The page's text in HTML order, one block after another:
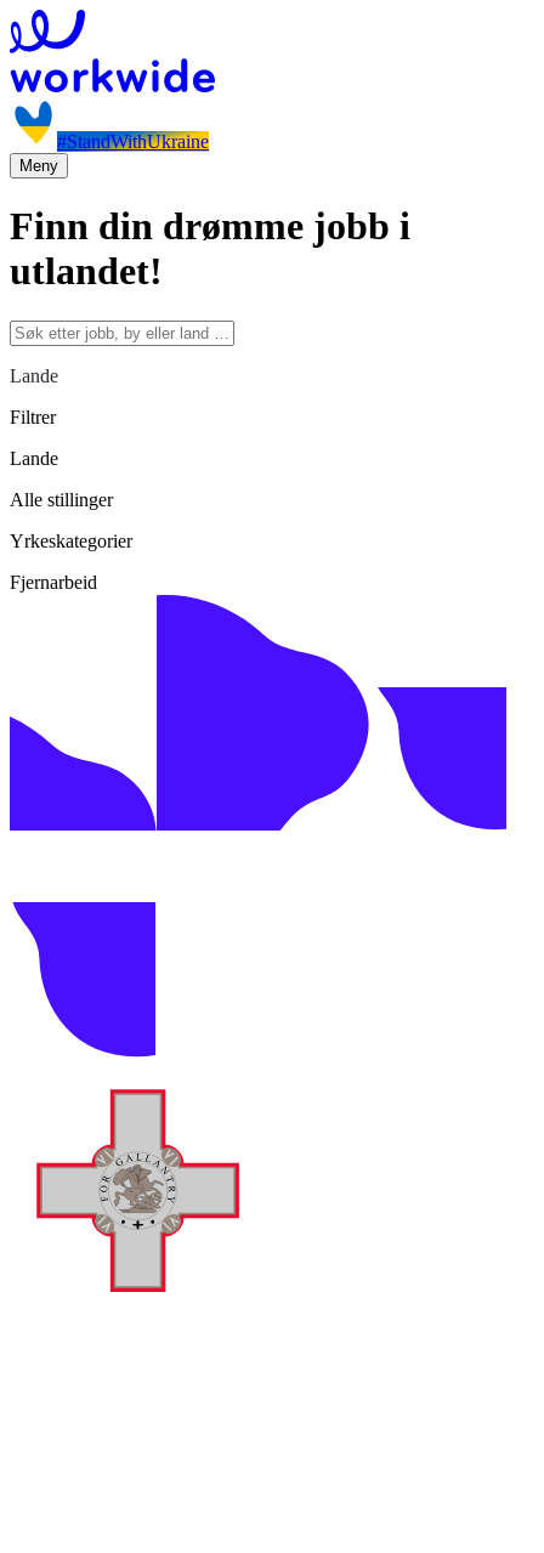
#StandWithUkraine
Meny
Finn din drømme jobb i
utlandet!
Lande
Filtrer
Lande
Alle stillinger
Yrkeskategorier
Fjernarbeid